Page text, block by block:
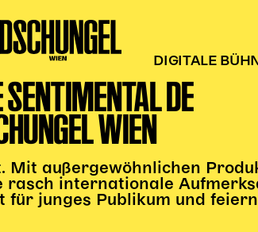
DIGITALE
DE
WIEN
Mit außergewöhnlichen
internationale
junges Publikum und